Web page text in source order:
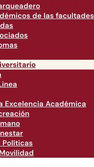
de las facultades
Excelencia Académica
Políticas